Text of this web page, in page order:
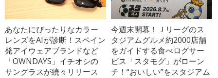
あなたにぴったりなカラー
レンズをAIが診断！スペイン
発アイウェアブランドなど
「OWNDAYS」イチオシの
サングラスが続々リリース
今週末開幕！Ｊリーグのス
タジアムグルメ約2000店舗
をガイドする食べログサー
ビス「スタモグ」がローン
チ！“おいしい”をスタジアム